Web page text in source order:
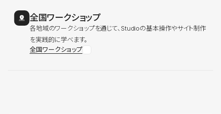
全国ワークショップ
各地域のワークショップを通じて、Studioの基本操作やサイト制作
を実践的に学べます。
全国ワークショップ